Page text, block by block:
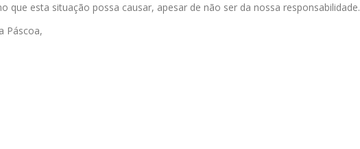
que esta situação possa causar, apesar de não ser da nossa responsabilidade.
Páscoa,